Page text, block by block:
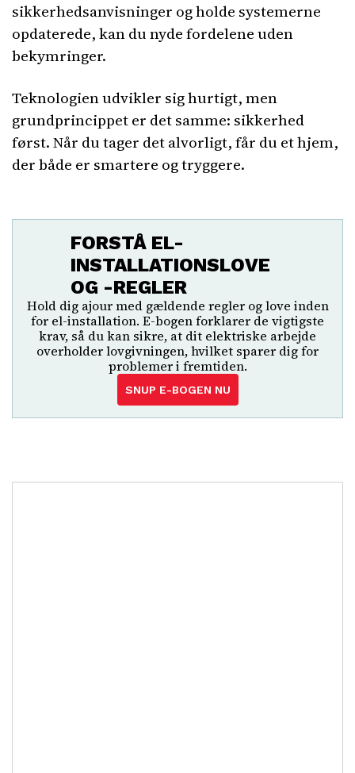
sikkerhedsanvisninger og holde systemerne
opdaterede, kan du nyde fordelene uden
bekymringer.
Teknologien udvikler sig hurtigt, men
grundprincippet er det samme: sikkerhed
først. Når du tager det alvorligt, får du et hjem,
der både er smartere og tryggere.
FORSTÅ EL-
INSTALLATIONSLOVE
OG -REGLER
Hold dig ajour med gældende regler og love inden
for el-installation. E-bogen forklarer de vigtigste
krav, så du kan sikre, at dit elektriske arbejde
overholder lovgivningen, hvilket sparer dig for
problemer i fremtiden.
SNUP E-BOGEN NU